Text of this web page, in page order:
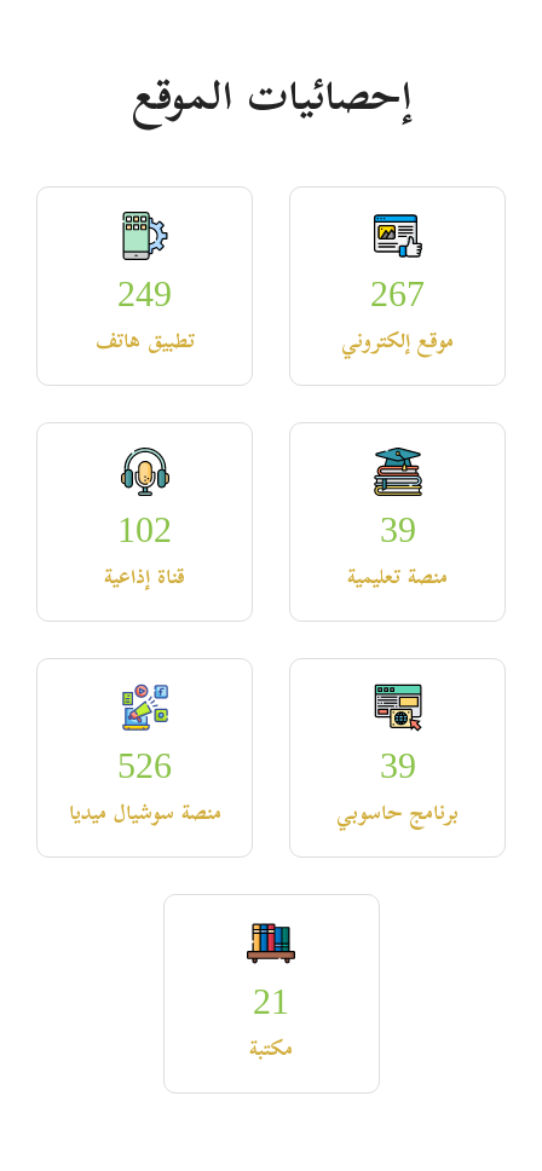
إحصائيات الموقع
267
موقع إلكتروني
249
تطبيق هاتف
39
منصة تعليمية
102
قناة إذاعية
39
برنامج حاسوبي
526
منصة سوشيال ميديا
21
مكتبة